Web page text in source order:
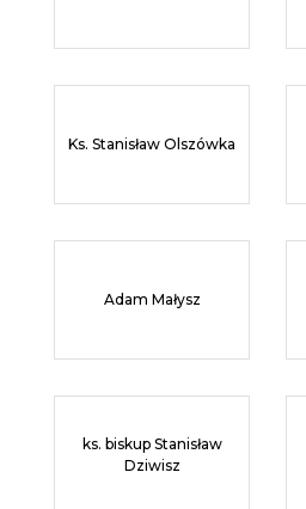
Ks. Stanisław Olszówka
Adam Małysz
ks. biskup Stanisław
Dziwisz